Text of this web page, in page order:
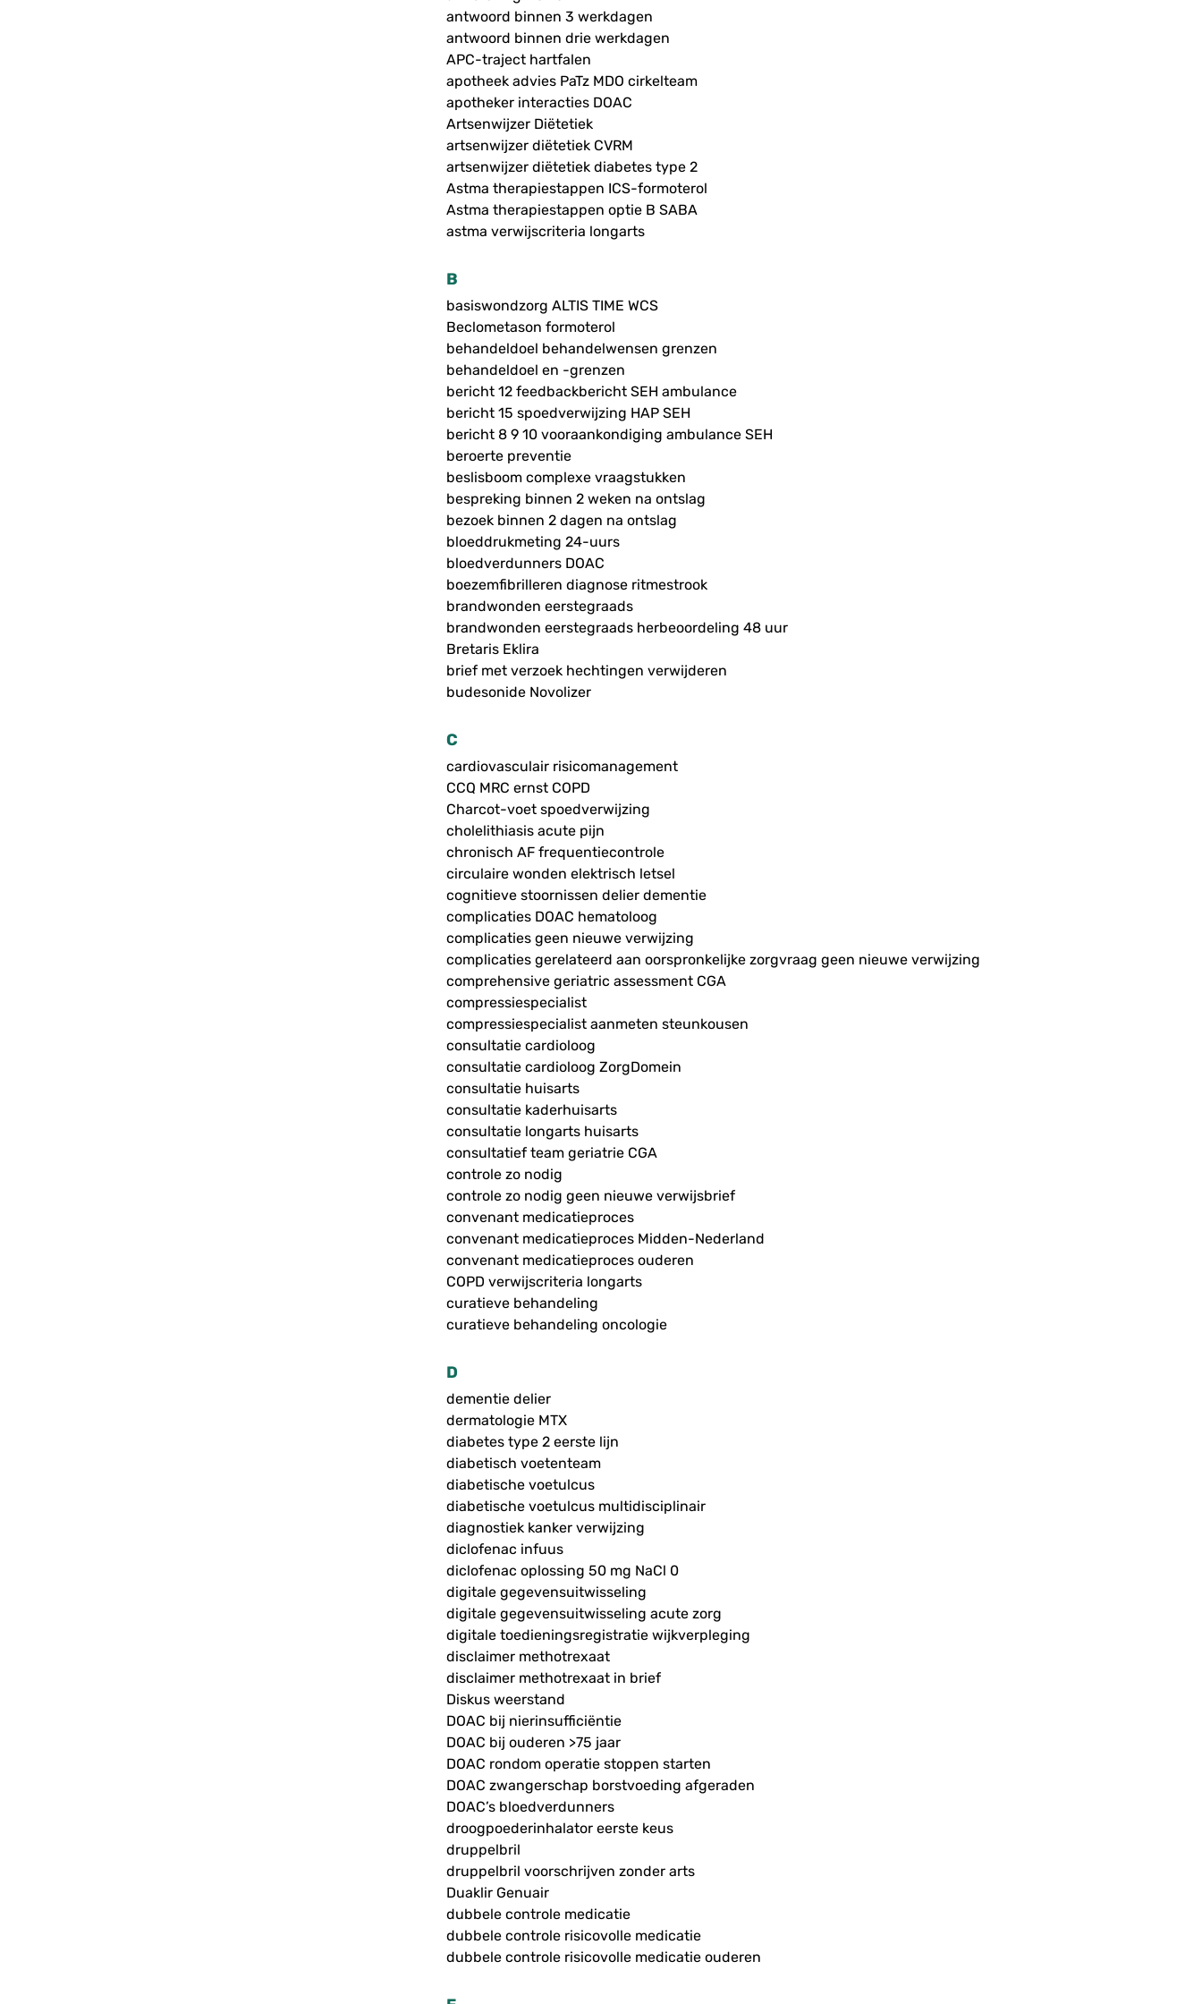
antwoord binnen 3 werkdagen
antwoord binnen drie werkdagen
APC-traject hartfalen
apotheek advies PaTz MDO cirkelteam
apotheker interacties DOAC
Artsenwijzer Diëtetiek
artsenwijzer diëtetiek CVRM
artsenwijzer diëtetiek diabetes type 2
Astma therapiestappen ICS-formoterol
Astma therapiestappen optie B SABA
astma verwijscriteria longarts
B
basiswondzorg ALTIS TIME WCS
Beclometason formoterol
behandeldoel behandelwensen grenzen
behandeldoel en -grenzen
bericht 12 feedbackbericht SEH ambulance
bericht 15 spoedverwijzing HAP SEH
bericht 8 9 10 vooraankondiging ambulance SEH
beroerte preventie
beslisboom complexe vraagstukken
bespreking binnen 2 weken na ontslag
bezoek binnen 2 dagen na ontslag
bloeddrukmeting 24-uurs
bloedverdunners DOAC
boezemfibrilleren diagnose ritmestrook
brandwonden eerstegraads
brandwonden eerstegraads herbeoordeling 48 uur
Bretaris Eklira
brief met verzoek hechtingen verwijderen
budesonide Novolizer
C
cardiovasculair risicomanagement
CCQ MRC ernst COPD
Charcot-voet spoedverwijzing
cholelithiasis acute pijn
chronisch AF frequentiecontrole
circulaire wonden elektrisch letsel
cognitieve stoornissen delier dementie
complicaties DOAC hematoloog
complicaties geen nieuwe verwijzing
complicaties gerelateerd aan oorspronkelijke zorgvraag geen nieuwe verwijzing
comprehensive geriatric assessment CGA
compressiespecialist
compressiespecialist aanmeten steunkousen
consultatie cardioloog
consultatie cardioloog ZorgDomein
consultatie huisarts
consultatie kaderhuisarts
consultatie longarts huisarts
consultatief team geriatrie CGA
controle zo nodig
controle zo nodig geen nieuwe verwijsbrief
convenant medicatieproces
convenant medicatieproces Midden-Nederland
convenant medicatieproces ouderen
COPD verwijscriteria longarts
curatieve behandeling
curatieve behandeling oncologie
D
dementie delier
dermatologie MTX
diabetes type 2 eerste lijn
diabetisch voetenteam
diabetische voetulcus
diabetische voetulcus multidisciplinair
diagnostiek kanker verwijzing
diclofenac infuus
diclofenac oplossing 50 mg NaCl 0
digitale gegevensuitwisseling
digitale gegevensuitwisseling acute zorg
digitale toedieningsregistratie wijkverpleging
disclaimer methotrexaat
disclaimer methotrexaat in brief
Diskus weerstand
DOAC bij nierinsufficiëntie
DOAC bij ouderen >75 jaar
DOAC rondom operatie stoppen starten
DOAC zwangerschap borstvoeding afgeraden
DOAC’s bloedverdunners
droogpoederinhalator eerste keus
druppelbril
druppelbril voorschrijven zonder arts
Duaklir Genuair
dubbele controle medicatie
dubbele controle risicovolle medicatie
dubbele controle risicovolle medicatie ouderen